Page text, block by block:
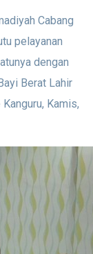
Cabang
pelayanan
dengan
Berat Lahir
Kamis,